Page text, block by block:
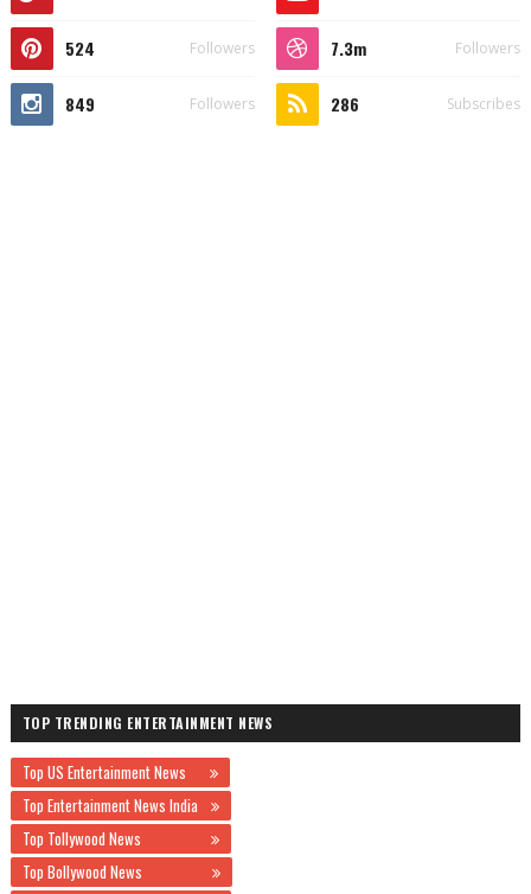
524 Followers 7.3m Followers
849 Followers 286 Subscribes
TOP TRENDING ENTERTAINMENT NEWS
Top US Entertainment News
Top Entertainment News India
Top Tollywood News
Top Bollywood News